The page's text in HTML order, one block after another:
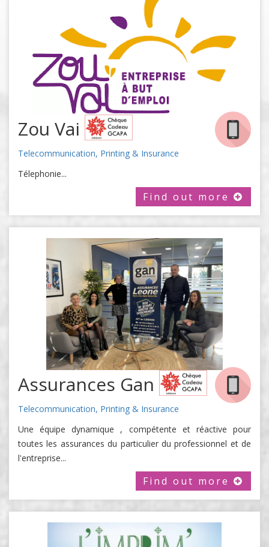
Zou Vai
Telecommunication, Printing & Insurance
Télephonie...
Find out more
Assurances Gan
Telecommunication, Printing & Insurance
Une équipe dynamique , compétente et réactive pour
toutes les assurances du particulier du professionnel et de
l'entreprise...
Find out more